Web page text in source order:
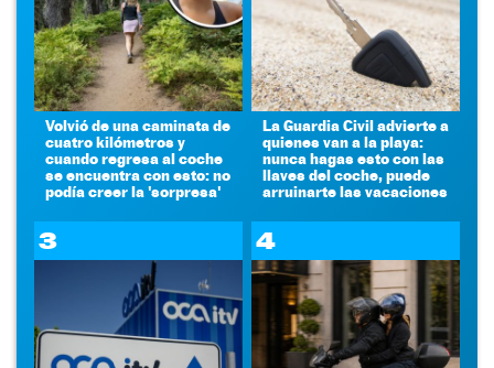
Volvió de una caminata de
cuatro kilómetros y
cuando regresa al coche
se encuentra con esto: no
podía creer la 'sorpresa'
La Guardia Civil advierte a
quienes van a la playa:
nunca hagas esto con las
llaves del coche, puede
arruinarte las vacaciones
3 4